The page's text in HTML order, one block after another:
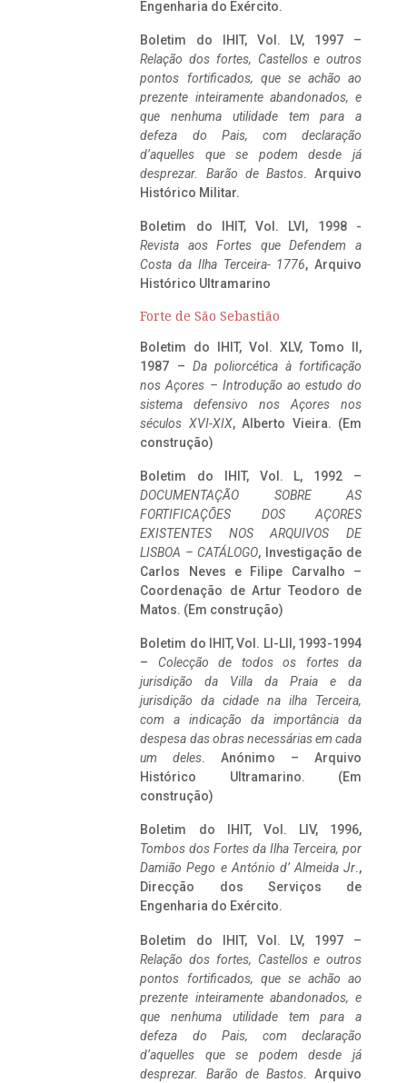
Engenharia do Exército.
Boletim do IHIT, Vol. LV, 1997 –
Relação dos fortes, Castellos e outros
pontos fortificados, que se achão ao
prezente inteiramente abandonados, e
que nenhuma utilidade tem para a
defeza do Pais, com declaração
d’aquelles que se podem desde já
desprezar. Barão de Bastos. Arquivo
Histórico Militar.
Boletim do IHIT, Vol. LVI, 1998 -
Revista aos Fortes que Defendem a
Costa da Ilha Terceira- 1776, Arquivo
Histórico Ultramarino
Forte de São Sebastião
Boletim do IHIT, Vol. XLV, Tomo II,
1987 – Da poliorcética à fortificação
nos Açores – Introdução ao estudo do
sistema defensivo nos Açores nos
séculos XVI-XIX, Alberto Vieira. (Em
construção)
Boletim do IHIT, Vol. L, 1992 –
DOCUMENTAÇÃO SOBRE AS
FORTIFICAÇÕES DOS AÇORES
EXISTENTES NOS ARQUIVOS DE
LISBOA – CATÁLOGO, Investigação de
Carlos Neves e Filipe Carvalho –
Coordenação de Artur Teodoro de
Matos. (Em construção)
Boletim do IHIT, Vol. LI-LII, 1993-1994
– Colecção de todos os fortes da
jurisdição da Villa da Praia e da
jurisdição da cidade na ilha Terceira,
com a indicação da importância da
despesa das obras necessárias em cada
um deles. Anónimo – Arquivo
Histórico Ultramarino. (Em
construção)
Boletim do IHIT, Vol. LIV, 1996,
Tombos dos Fortes da Ilha Terceira, por
Damião Pego e António d’ Almeida Jr.,
Direcção dos Serviços de
Engenharia do Exército.
Boletim do IHIT, Vol. LV, 1997 –
Relação dos fortes, Castellos e outros
pontos fortificados, que se achão ao
prezente inteiramente abandonados, e
que nenhuma utilidade tem para a
defeza do Pais, com declaração
d’aquelles que se podem desde já
desprezar. Barão de Bastos. Arquivo